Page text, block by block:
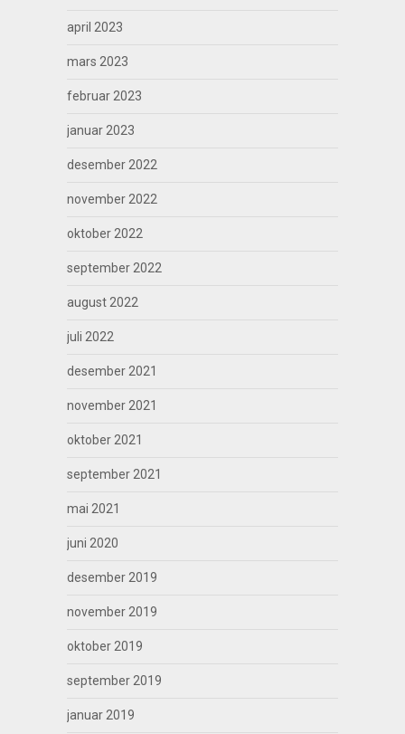
april 2023
mars 2023
februar 2023
januar 2023
desember 2022
november 2022
oktober 2022
september 2022
august 2022
juli 2022
desember 2021
november 2021
oktober 2021
september 2021
mai 2021
juni 2020
desember 2019
november 2019
oktober 2019
september 2019
januar 2019